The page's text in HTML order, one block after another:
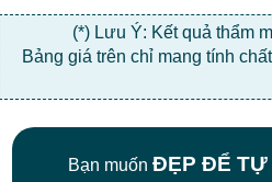
(*) Lưu Ý: Kết quả thẩm
Bảng giá trên chỉ mang tính
Bạn muốn ĐẸP ĐỂ TỰ